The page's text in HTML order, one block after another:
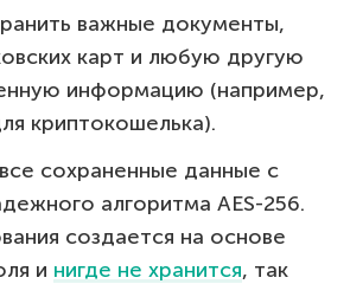
важные документы,
карт и любую другую
информацию (например,
криптокошелька).
сохраненные данные с
алгоритма AES-256.
создается на основе
и нигде не хранится, так